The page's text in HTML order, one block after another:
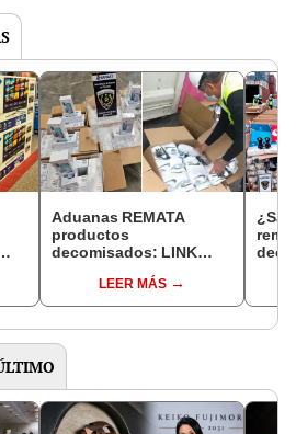
Aduanas REMATA
productos
decomisados: LINK
zapatillas hasta
celulares a bajo costo
LEER MÁS